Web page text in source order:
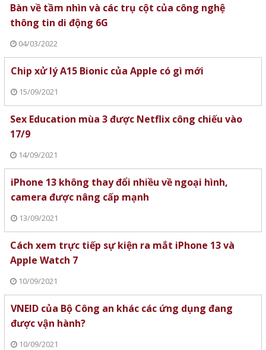
Bàn về tầm nhìn và các trụ cột của công nghệ
thông tin di động 6G
04/03/2022
Chip xử lý A15 Bionic của Apple có gì mới
15/09/2021
Sex Education mùa 3 được Netflix công chiếu vào
17/9
14/09/2021
iPhone 13 không thay đổi nhiều về ngoại hình,
camera được nâng cấp mạnh
13/09/2021
Cách xem trực tiếp sự kiện ra mắt iPhone 13 và
Apple Watch 7
10/09/2021
VNEID của Bộ Công an khác các ứng dụng đang
được vận hành?
10/09/2021